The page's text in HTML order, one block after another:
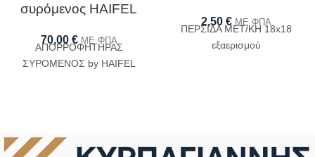
συρόμενος HAIFEL
70,00 € ΜΕ ΦΠΑ
ΑΠΟΡΡΟΦΗΤΗΡΑΣ
ΣΥΡΟΜΕΝΟΣ by HAIFEL
2,50 € ΜΕ ΦΠΑ
ΠΕΡΣΙΔΑ ΜΕΤ/ΚΗ 18x18
εξαερισμού